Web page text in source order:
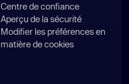
Centre de confiance
Aperçu de la sécurité
Modifier les préférences en
matière de cookies